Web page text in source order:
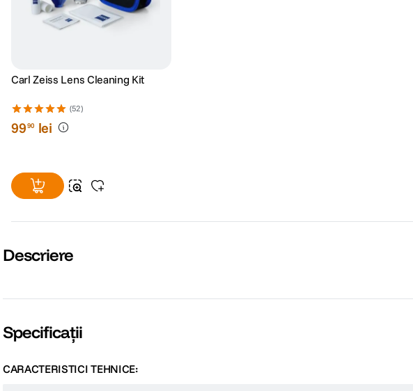
Carl Zeiss Lens Cleaning Kit
(52)
9990 lei
Descriere
Specificații
CARACTERISTICI TEHNICE: